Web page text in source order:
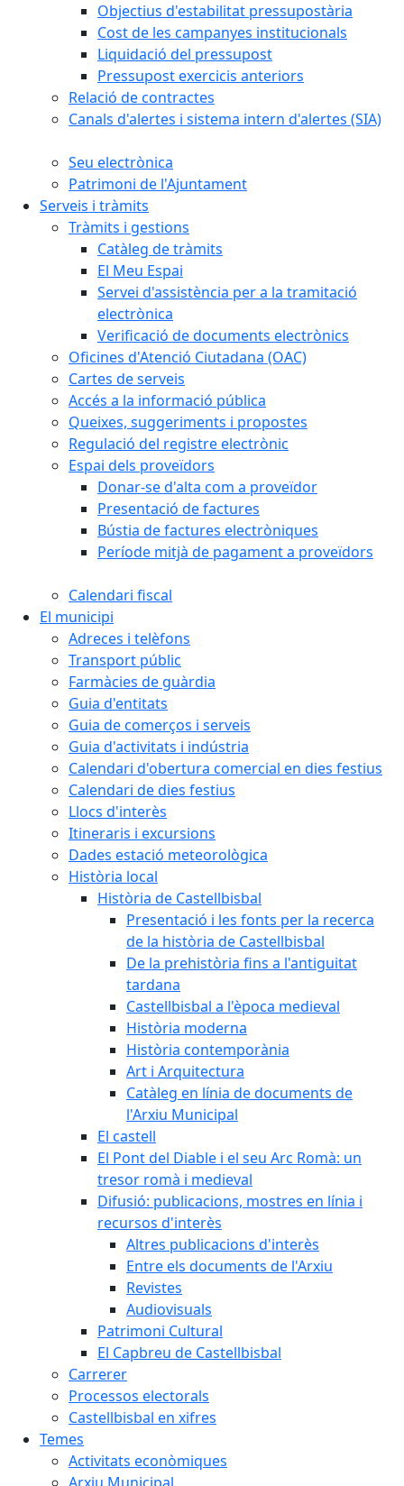
Objectius d'estabilitat pressupostària
Cost de les campanyes institucionals
Liquidació del pressupost
Pressupost exercicis anteriors
Relació de contractes
Canals d'alertes i sistema intern d'alertes (SIA)
Seu electrònica
Patrimoni de l'Ajuntament
Serveis i tràmits
Tràmits i gestions
Catàleg de tràmits
El Meu Espai
Servei d'assistència per a la tramitació
electrònica
Verificació de documents electrònics
Oficines d'Atenció Ciutadana (OAC)
Cartes de serveis
Accés a la informació pública
Queixes, suggeriments i propostes
Regulació del registre electrònic
Espai dels proveïdors
Donar-se d'alta com a proveïdor
Presentació de factures
Bústia de factures electròniques
Període mitjà de pagament a proveïdors
Calendari fiscal
El municipi
Adreces i telèfons
Transport públic
Farmàcies de guàrdia
Guia d'entitats
Guia de comerços i serveis
Guia d'activitats i indústria
Calendari d'obertura comercial en dies festius
Calendari de dies festius
Llocs d'interès
Itineraris i excursions
Dades estació meteorològica
Història local
Història de Castellbisbal
Presentació i les fonts per la recerca
de la història de Castellbisbal
De la prehistòria fins a l'antiguitat
tardana
Castellbisbal a l'època medieval
Història moderna
Història contemporània
Art i Arquitectura
Catàleg en línia de documents de
l'Arxiu Municipal
El castell
El Pont del Diable i el seu Arc Romà: un
tresor romà i medieval
Difusió: publicacions, mostres en línia i
recursos d'interès
Altres publicacions d'interès
Entre els documents de l'Arxiu
Revistes
Audiovisuals
Patrimoni Cultural
El Capbreu de Castellbisbal
Carrerer
Processos electorals
Castellbisbal en xifres
Temes
Activitats econòmiques